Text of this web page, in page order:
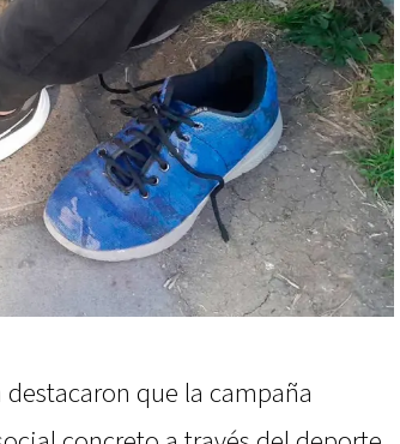
que la campaña